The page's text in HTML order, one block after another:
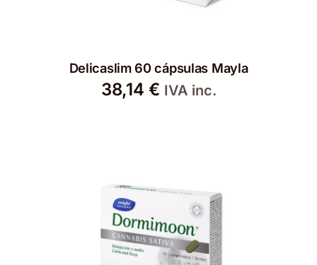
Delicaslim 60 cápsulas Mayla
38,14 € IVA inc.